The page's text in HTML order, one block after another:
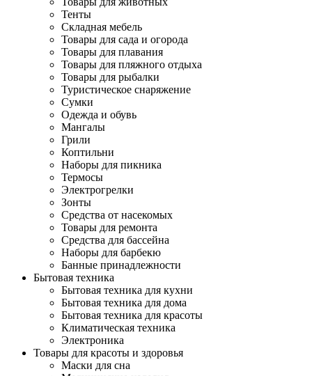
Тенты
Складная мебель
Товары для сада и огорода
Товары для плавания
Товары для пляжного отдыха
Товары для рыбалки
Туристическое снаряжение
Сумки
Одежда и обувь
Мангалы
Грили
Коптильни
Наборы для пикника
Термосы
Электрогрелки
Зонты
Средства от насекомых
Товары для ремонта
Средства для бассейна
Наборы для барбекю
Банные принадлежности
Бытовая техника
Бытовая техника для кухни
Бытовая техника для дома
Бытовая техника для красоты
Климатическая техника
Электроника
Товары для красоты и здоровья
Маски для сна